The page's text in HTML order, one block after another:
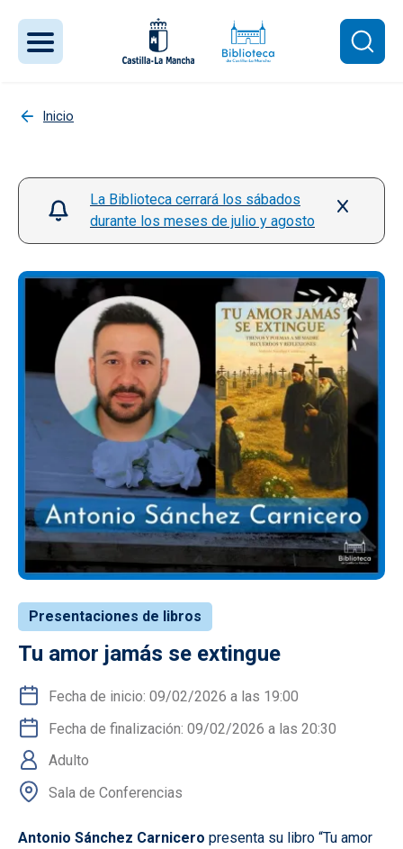
Inicio
La Biblioteca cerrará los sábados
durante los meses de julio y agosto
Presentaciones de libros
Tu amor jamás se extingue
Fecha de inicio: 09/02/2026 a las 19:00
Fecha de finalización: 09/02/2026 a las 20:30
Adulto
Sala de Conferencias
Antonio Sánchez Carnicero presenta su libro “Tu amor